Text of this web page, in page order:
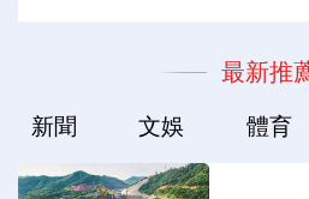
最新推
新聞 文娛 體育